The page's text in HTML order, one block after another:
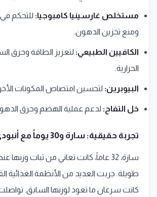
مستخلص غارسينيا كامبوجيا: للتحكم
ومنع تخزين الدهون.
الكافيين الطبيعي: لتعزيز الطاقة وحرق
الحرارية.
البيوبرين: لتحسين امتصاص المكونات
خل التفاح: لدعم عملية الهضم وحرق
تجربة حقيقية: سارة و30 يوماً مع أنبودي
طويلة. جربت العديد من الأنظمة الغذائية